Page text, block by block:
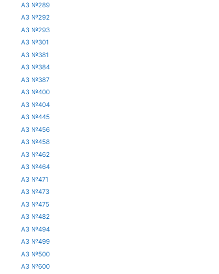
АЗ №289
АЗ №292
АЗ №293
АЗ №301
АЗ №381
АЗ №384
АЗ №387
АЗ №400
АЗ №404
АЗ №445
АЗ №456
АЗ №458
АЗ №462
АЗ №464
АЗ №471
АЗ №473
АЗ №475
АЗ №482
АЗ №494
АЗ №499
АЗ №500
АЗ №600